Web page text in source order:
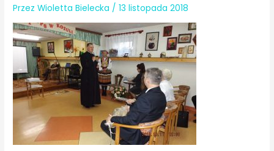
PrzezWioletta Bielecka /13 listopada 2018